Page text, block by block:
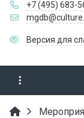
+7 (495) 683-
Версия для